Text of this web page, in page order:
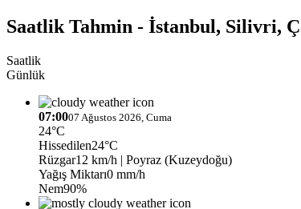
Saatlik Tahmin - İstanbul, Silivri,
Saatlik
Günlük
07:0007 Ağustos 2026, Cuma
24°C
Hissedilen24°C
Rüzgar12 km/h | Poyraz (Kuzeydoğu)
Yağış Miktarı0 mm/h
Nem90%